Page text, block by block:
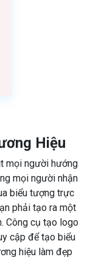
Hiệu
mọi người hướng
mọi người nhận
biểu tượng trực
phải tạo ra một
Công cụ tạo logo
cập để tạo biểu
hiệu làm đẹp